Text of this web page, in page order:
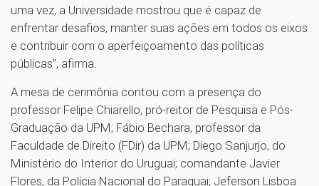
uma vez, a Universidade mostrou que é capaz de
enfrentar desafios, manter suas ações em todos os eixos
e contribuir com o aperfeiçoamento das políticas
públicas”, afirma.
A mesa de cerimônia contou com a presença do
professor Felipe Chiarello, pró-reitor de Pesquisa e Pós-
Graduação da UPM; Fábio Bechara, professor da
Faculdade de Direito (FDir) da UPM; Diego Sanjurjo, do
Ministério do Interior do Uruguai; comandante Javier
Flores, da Polícia Nacional do Paraguai; Jeferson Lisboa